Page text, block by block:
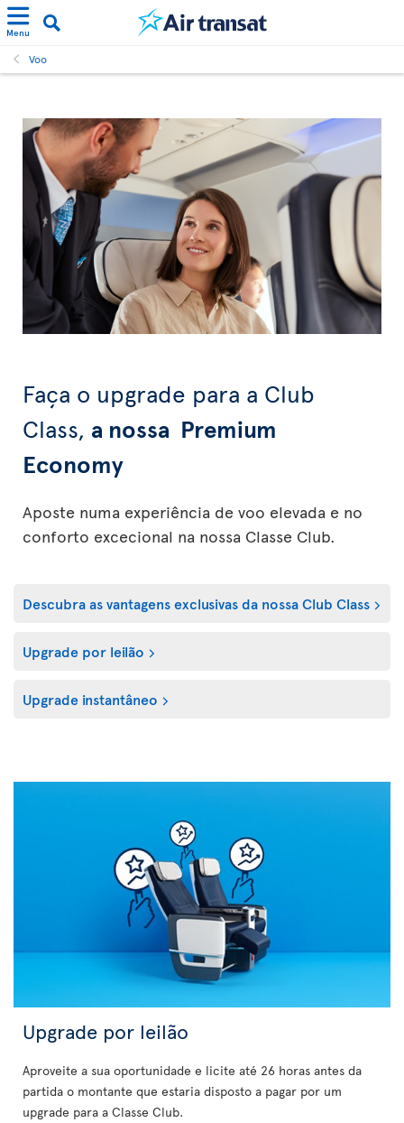
Menu
Voo
Faça o upgrade para a Club
Class, a nossa Premium
Economy
Aposte numa experiência de voo elevada e no
conforto excecional na nossa Classe Club.
Descubra as vantagens exclusivas da nossa Club Class
Upgrade por leilão
Upgrade instantâneo
Upgrade por leilão
Aproveite a sua oportunidade e licite até 26 horas antes da
partida o montante que estaria disposto a pagar por um
upgrade para a Classe Club.